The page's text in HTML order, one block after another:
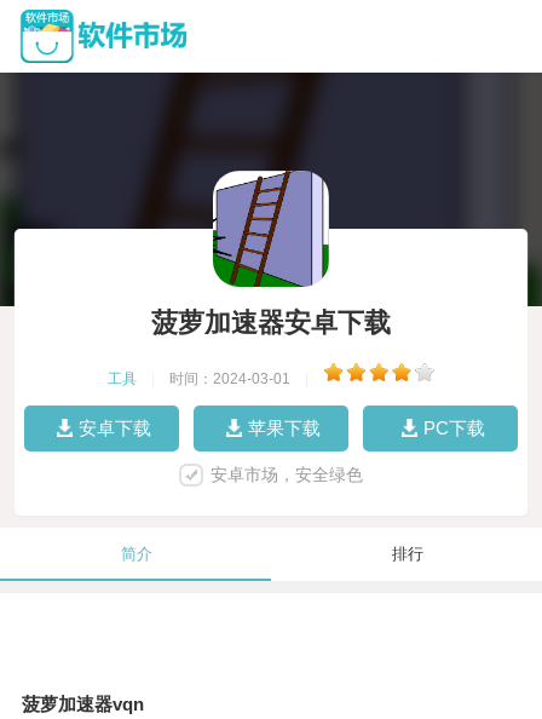
菠萝加速器安卓下载
工具 时间：2024-03-01
安卓下载 苹果下载 PC下载
安卓市场，安全绿色
简介 排行
菠萝加速器vqn